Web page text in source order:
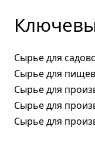
Сырье для
Сырье для
Сырье для
Сырье для
Сырье для